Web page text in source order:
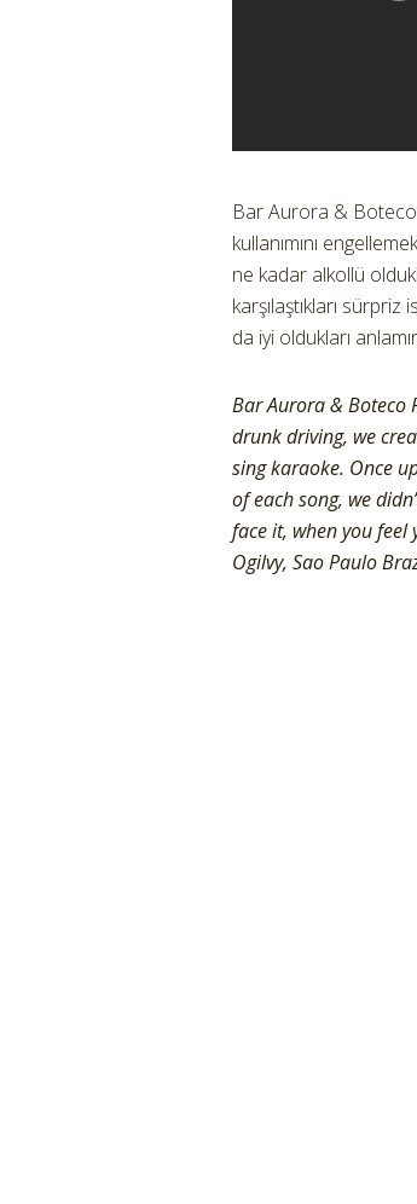
Bar Aurora & Boteco
kullanımını
ne kadar alkollü
karşılaştıkları
da iyi oldukları
Bar Aurora & Boteco
drunk driving, we
sing karaoke. Once
of each song, we
face it, when you feel
Ogilvy, Sao Paulo